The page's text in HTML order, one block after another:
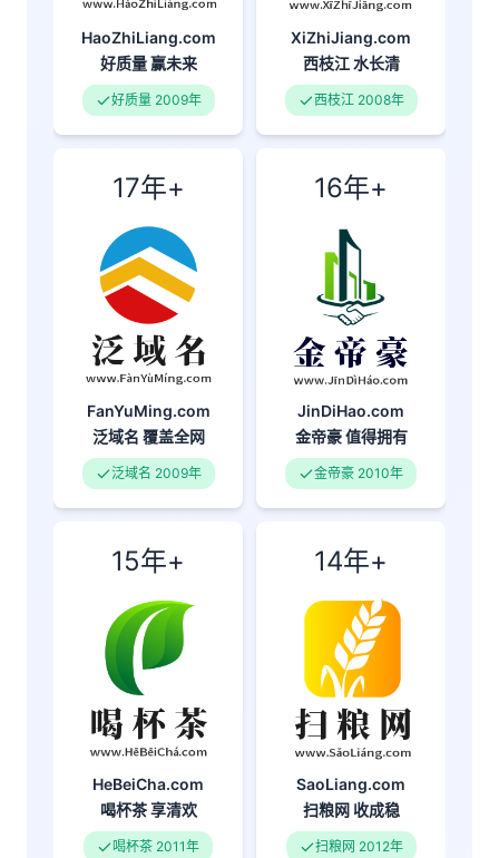
HaoZhiLiang.com
好质量赢未来
好质量 2009年
XiZhiJiang.com
西枝江水长清
西枝江 2008年
17年+
FanYuMing.com
泛域名 覆盖全网
泛域名 2009年
16年+
JinDiHao.com
金帝豪值得拥有
金帝豪 2010年
15年+
HeBeiCha.com
喝杯茶享清欢
喝杯茶 2011年
14年+
SaoLiang.com
扫粮网收成稳
扫粮网 2012年